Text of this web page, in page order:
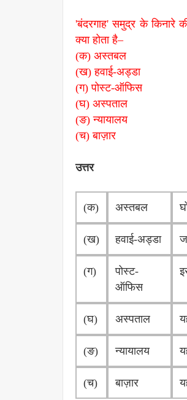
'बंदरगाह' समुद्र के किनारे
क्या होता है–
(क) अस्तबल
(ख) हवाई-अड्डा
(ग) पोस्ट-ऑफिस
(घ) अस्पताल
(ङ) न्यायालय
(च) बाज़ार
उत्तर
(क) अस्तबल
(ख) हवाई-अड्डा
(ग)
पोस्ट-
ऑफिस
(घ) अस्पताल
(ङ) न्यायालय
(च) बाज़ार